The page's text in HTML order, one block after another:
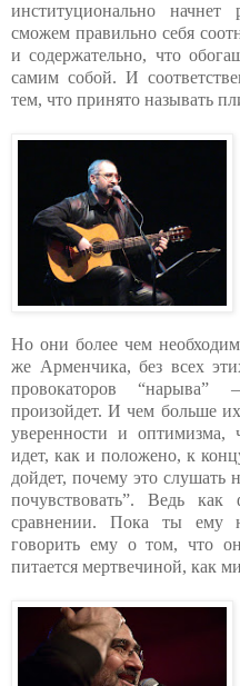
институционально
сможем правильно себя
и содержательно, что
самим собой. И
тем, что принято называть
Но они более чем
же Арменчика, без всех
провокаторов
произойдет. И чем больше
уверенности и оптимизма,
идет, как и положено, к
дойдет, почему это слушать
почувствовать”. Ведь как
сравнении. Пока ты ему
говорить ему о том, что
питается мертвечиной, как